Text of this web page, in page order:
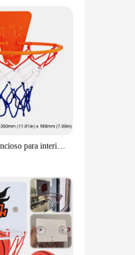
the
reliable
and
Baloncesto silencioso para interiores con aro, baloncesto silencioso de alta resistencia, pelable, silencioso, que rebota, para deportes, 18/21/24CM